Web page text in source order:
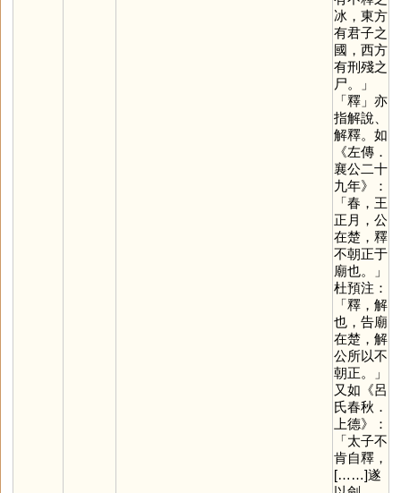
冰，東方
有君子之
國，西方
有刑殘之
尸。」
「釋」亦
指解說、
解釋。如
《左傳．
襄公二十
九年》：
「春，王
正月，公
在楚，釋
不朝正于
廟也。」
杜預注：
「釋，解
也，告廟
在楚，解
公所以不
朝正。」
又如《呂
氏春秋．
上德》：
「太子不
肯自釋，
[……]遂